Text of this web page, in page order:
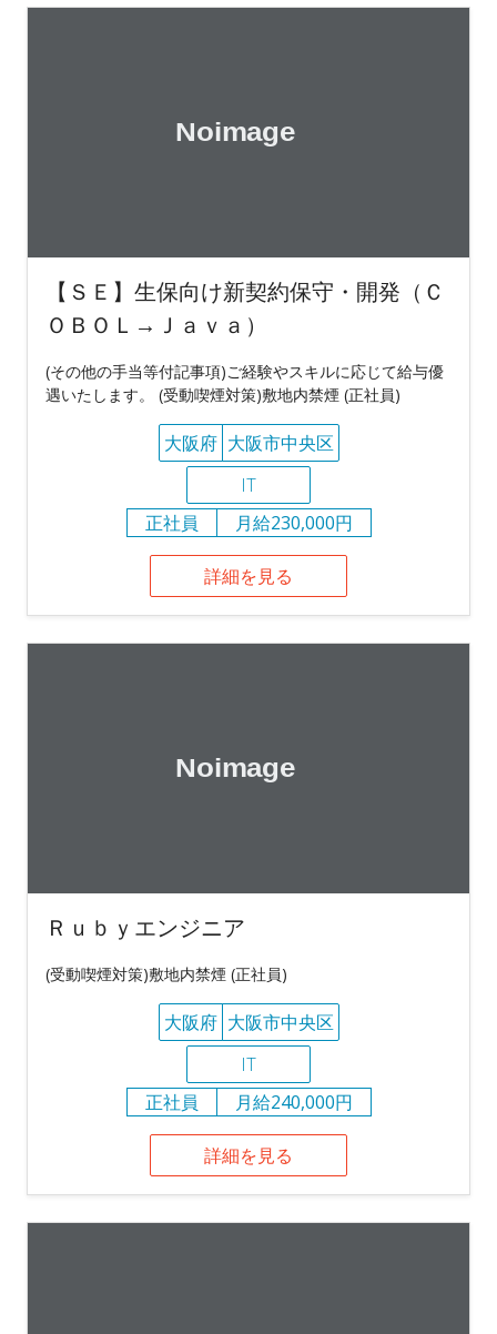
【ＳＥ】生保向け新契約保守・開発（Ｃ
ＯＢＯＬ→Ｊａｖａ）
(その他の手当等付記事項)ご経験やスキルに応じて給与優
遇いたします。 (受動喫煙対策)敷地内禁煙 (正社員)
大阪府 大阪市中央区
IT
正社員
月給230,000円
詳細を見る
Ｒｕｂｙエンジニア
(受動喫煙対策)敷地内禁煙 (正社員)
大阪府 大阪市中央区
IT
正社員
月給240,000円
詳細を見る